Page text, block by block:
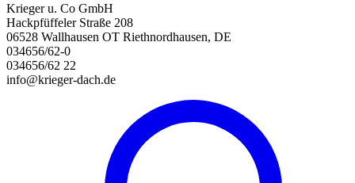
Krieger u. Co GmbH
Hackpfüffeler Straße 208
06528 Wallhausen OT Riethnordhausen, DE
034656/62-0
034656/62 22
info@krieger-dach.de